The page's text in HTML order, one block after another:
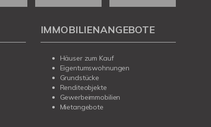
IMMOBILIENANGEBOTE
Häuser zum Kauf
Eigentumswohnungen
Grundstücke
Renditeobjekte
Gewerbeimmobilien
Mietangebote